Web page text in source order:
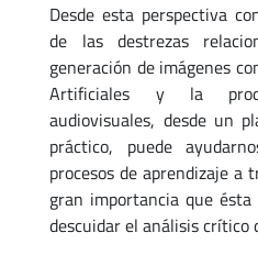
Desde esta perspectiva
de las destrezas
generación de imágenes
Artificiales y la
audiovisuales, desde un
práctico, puede
procesos de aprendizaje a
gran importancia que
descuidar el análisis crítico